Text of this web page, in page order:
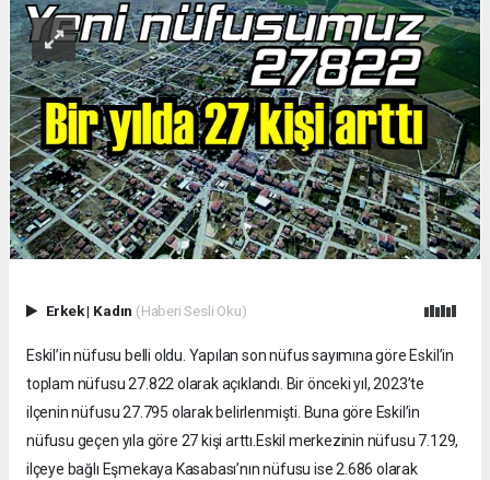
Erkek| Kadın (Haberi Sesli Oku)
Eskil’in nüfusu belli oldu. Yapılan son nüfus sayımına göre Eskil’in
toplam nüfusu 27.822 olarak açıklandı. Bir önceki yıl, 2023’te
ilçenin nüfusu 27.795 olarak belirlenmişti. Buna göre Eskil’in
nüfusu geçen yıla göre 27 kişi arttı.Eskil merkezinin nüfusu 7.129,
ilçeye bağlı Eşmekaya Kasabası’nın nüfusu ise 2.686 olarak